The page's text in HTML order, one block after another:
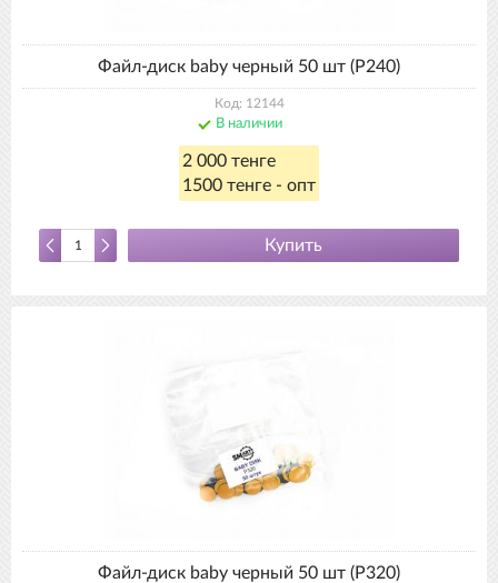
Файл-диск baby черный 50 шт (P240)
Код: 12144
В наличии
2 000 тенге
1500 тенге - опт
Купить
Файл-диск baby черный 50 шт (P320)